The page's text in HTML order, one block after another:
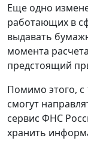
Еще одно
работающих в
выдавать
момента
предстоящий
Помимо этого, с
смогут
сервис ФНС
хранить